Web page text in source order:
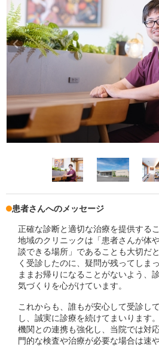
患者さんへのメッセージ
正確な診断と適切な治療を提供する
地域のクリニックは「患者さんが体
談できる場所」であることも大切だ
く受診したのに、疑問が残ってしま
ままお帰りになることがないよう、
気づくりを心がけています。
これからも、誰もが安心して受診し
し、誠実に診療を続けてまいります
機関との連携も強化し、当院では対
門的な検査や治療が必要な場合は速